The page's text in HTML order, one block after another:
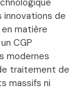
innovations de
matière
CGP
modernes
traitement de
massifs ni